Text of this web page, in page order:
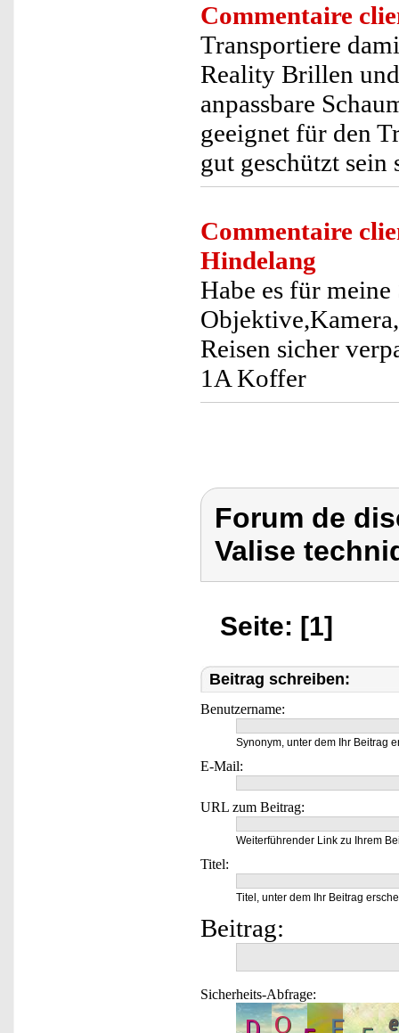
Commentaire
Transportiere
Reality Brillen
anpassbare
geeignet für den
gut geschützt sein
Commentaire
Hindelang
Habe es für
Reisen sicher
1A Koffer
Forum de
Valise
Seite: [1]
Beitrag schreiben:
Benutzername:
Synonym, unter dem Ihr Beitrag
E-Mail:
URL zum Beitrag:
Weiterführender Link zu Ihrem
Titel:
Titel, unter dem Ihr Beitrag
Beitrag:
Sicherheits-Abfrage: